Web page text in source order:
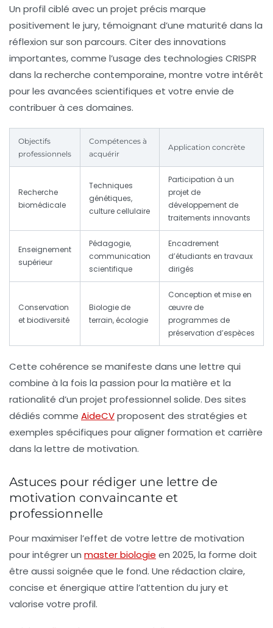
Un profil ciblé avec un projet précis marque
positivement le jury, témoignant d’une maturité dans la
réflexion sur son parcours. Citer des innovations
importantes, comme l’usage des technologies CRISPR
dans la recherche contemporaine, montre votre intérêt
pour les avancées scientifiques et votre envie de
contribuer à ces domaines.
Objectifs
professionnels
Compétences à
acquérir
Application concrète
Recherche
biomédicale
Techniques
génétiques,
culture cellulaire
Participation à un
projet de
développement de
traitements innovants
Enseignement
supérieur
Pédagogie,
communication
scientifique
Encadrement
d’étudiants en travaux
dirigés
Conservation
et biodiversité
Biologie de
terrain, écologie
Conception et mise en
œuvre de
programmes de
préservation d’espèces
Cette cohérence se manifeste dans une lettre qui
combine à la fois la passion pour la matière et la
rationalité d’un projet professionnel solide. Des sites
dédiés comme AideCVproposent des stratégies et
exemples spécifiques pour aligner formation et carrière
dans la lettre de motivation.
Astuces pour rédiger une lettre de
motivation convaincante et
professionnelle
Pour maximiser l’effet de votre lettre de motivation
pour intégrer un master biologie en 2025, la forme doit
être aussi soignée que le fond. Une rédaction claire,
concise et énergique attire l’attention du jury et
valorise votre profil.